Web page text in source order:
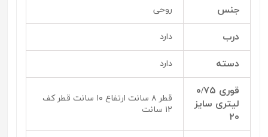
جنس روحی
درب دارد
دسته دارد
قوری ۰/۷۵
لیتری سایز
۲۰
قطر ۸ سانت ارتفاع ۱۰ سانت قطر کف
۱۲ سانت